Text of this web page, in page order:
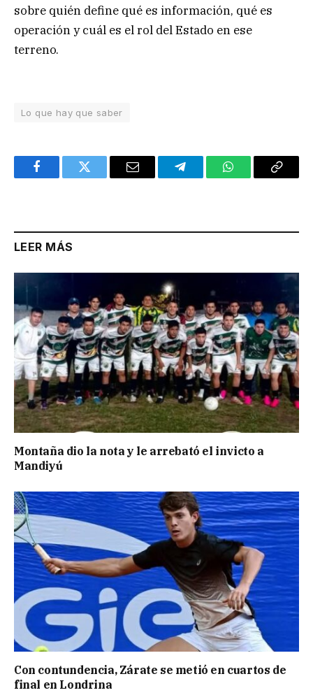
sobre quién define qué es información, qué es
operación y cuál es el rol del Estado en ese
terreno.
Lo que hay que saber
FacebookTwitter Email TelegramWhatsAppCopy
LEER MÁS
Montaña dio la nota y le arrebató el invicto a
Mandiyú
Con contundencia, Zárate se metió en cuartos de
final en Londrina